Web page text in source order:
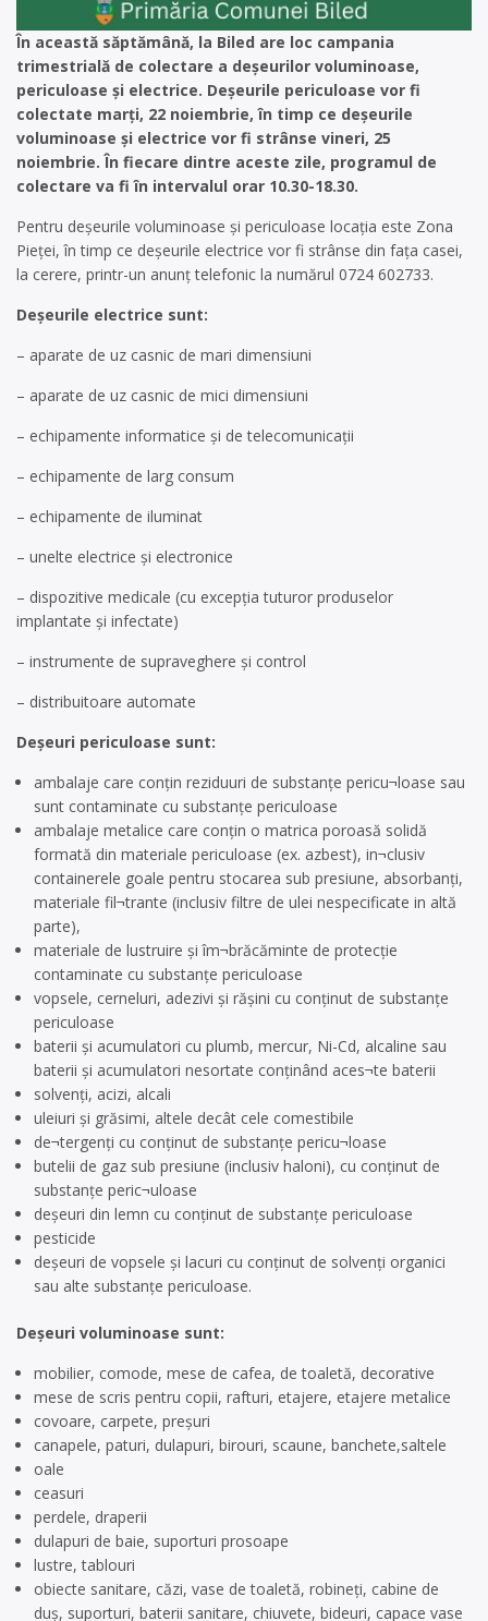
În această săptămână, la Biled are loc campania
trimestrială de colectare a deşeurilor voluminoase,
periculoase și electrice. Deşeurile periculoase vor fi
colectate marţi, 22 noiembrie, în timp ce deşeurile
voluminoase şi electrice vor fi strânse vineri, 25
noiembrie. În fiecare dintre aceste zile, programul de
colectare va fi în intervalul orar 10.30-18.30.
Pentru deşeurile voluminoase și periculoase locația este Zona
Pieței, în timp ce deşeurile electrice vor fi strânse din faţa casei,
la cerere, printr-un anunţ telefonic la numărul 0724 602733.
Deșeurile electrice sunt:
– aparate de uz casnic de mari dimensiuni
– aparate de uz casnic de mici dimensiuni
– echipamente informatice şi de telecomunicaţii
– echipamente de larg consum
– echipamente de iluminat
– unelte electrice şi electronice
– dispozitive medicale (cu excepţia tuturor produselor
implantate şi infectate)
– instrumente de supraveghere şi control
– distribuitoare automate
Deșeuri periculoase sunt:
ambalaje care conţin reziduuri de substanţe pericu¬loase sau
sunt contaminate cu substanţe periculoase
ambalaje metalice care conţin o matrica poroasă solidă
formată din materiale periculoase (ex. azbest), in¬clusiv
containerele goale pentru stocarea sub presiune, absorbanţi,
materiale fil¬trante (inclusiv filtre de ulei nespecificate in altă
parte),
materiale de lustruire şi îm¬brăcăminte de protecţie
contaminate cu substanţe periculoase
vopsele, cerneluri, adezivi şi răşini cu conţinut de substanţe
periculoase
baterii şi acumulatori cu plumb, mercur, Ni-Cd, alcaline sau
baterii şi acumulatori nesortate conţinând aces¬te baterii
solvenţi, acizi, alcali
uleiuri şi grăsimi, altele decât cele comestibile
de¬tergenţi cu conţinut de substanţe pericu¬loase
butelii de gaz sub presiune (inclusiv haloni), cu conţinut de
substanţe peric¬uloase
deşeuri din lemn cu conţinut de substanţe periculoase
pesticide
deşeuri de vopsele şi lacuri cu conţinut de solvenţi organici
sau alte substanţe periculoase.
Deșeuri voluminoase sunt:
mobilier, comode, mese de cafea, de toaletă, decorative
mese de scris pentru copii, rafturi, etajere, etajere metalice
covoare, carpete, preșuri
canapele, paturi, dulapuri, birouri, scaune, banchete,saltele
oale
ceasuri
perdele, draperii
dulapuri de baie, suporturi prosoape
lustre, tablouri
obiecte sanitare, căzi, vase de toaletă, robineți, cabine de
duș, suporturi, baterii sanitare, chiuvete, bideuri, capace vase